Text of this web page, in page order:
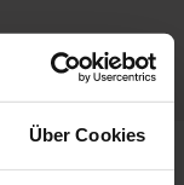
Über Cookies
the birds